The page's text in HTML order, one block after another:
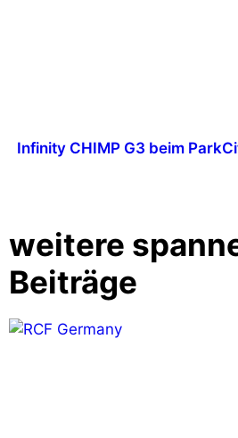
Infinity CHIMP G3 beim
weitere
Beiträge